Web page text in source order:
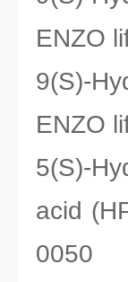
ENZO
9(S)-
ENZO
5(S)-
acid
0050